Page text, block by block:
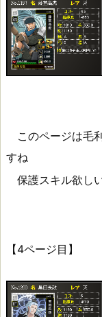
このページは毛
すね
保護スキル欲し
【4ページ目】